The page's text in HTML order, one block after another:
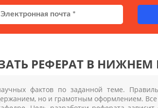
РЕФЕРАТ В НИЖНЕМ
фактов по заданной теме.
но и грамотным оформлением.